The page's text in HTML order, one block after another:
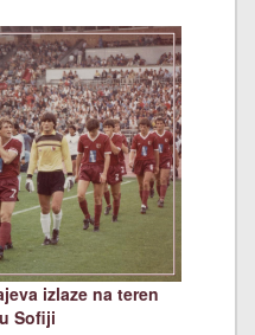
izlaze na teren
Sofiji